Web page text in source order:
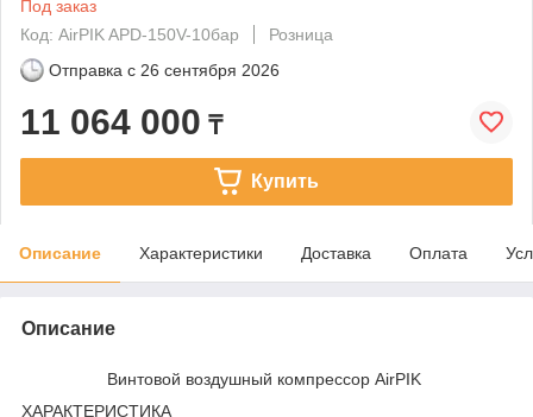
Под заказ
Код: AirPIK APD-150V-10бар
Розница
Отправка с 26 сентября 2026
11 064 000 ₸
Купить
Описание Характеристики Доставка Оплата
Описание
Винтовой воздушный компрессор AirPIK
ХАРАКТЕРИСТИКА